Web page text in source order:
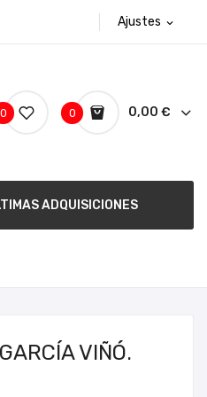
Ajustes expand_more
0 0,00 €
0
ADQUISICIONES
VIÑÓ.